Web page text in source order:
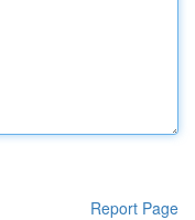
Report Page